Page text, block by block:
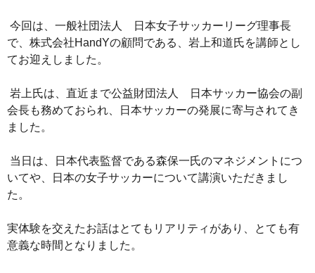
今回は、一般社団法人 日本女子サッカーリーグ理事長
で、株式会社HandYの顧問である、岩上和道氏を講師とし
てお迎えしました。
岩上氏は、直近まで公益財団法人 日本サッカー協会の副
会長も務めておられ、日本サッカーの発展に寄与されてき
ました。
当日は、日本代表監督である森保一氏のマネジメントにつ
いてや、日本の女子サッカーについて講演いただきまし
た。
実体験を交えたお話はとてもリアリティがあり、とても有
意義な時間となりました。